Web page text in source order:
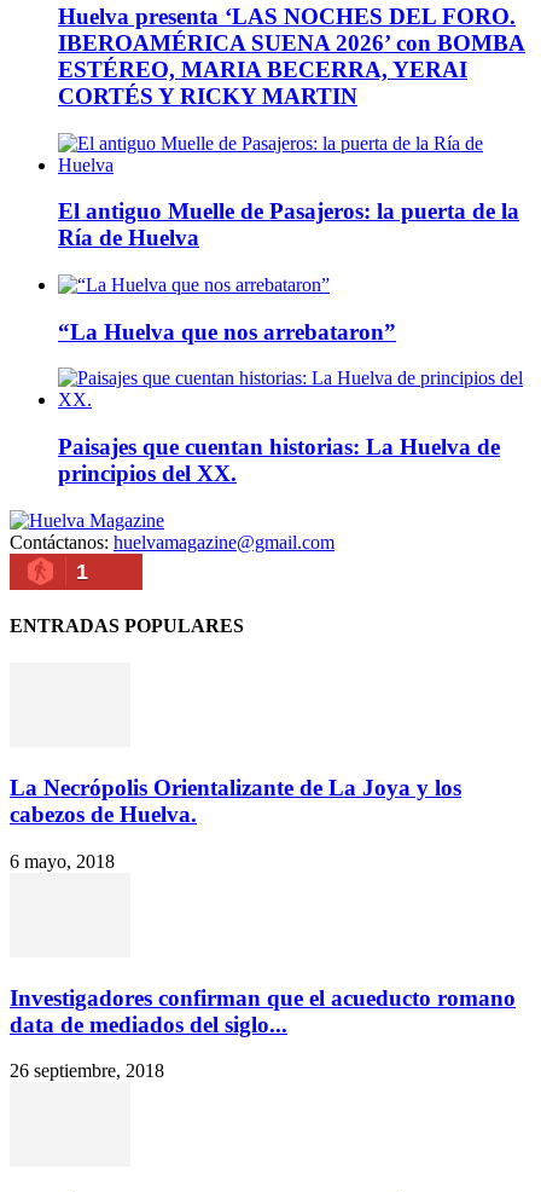
Huelva presenta ‘LAS NOCHES DEL FORO.
IBEROAMÉRICA SUENA 2026’ con BOMBA
ESTÉREO, MARIA BECERRA, YERAI
CORTÉS Y RICKY MARTIN
El antiguo Muelle de Pasajeros: la puerta de la
Ría de Huelva
“La Huelva que nos arrebataron”
Paisajes que cuentan historias: La Huelva de
principios del XX.
Contáctanos: huelvamagazine@gmail.com
1
ENTRADAS POPULARES
La Necrópolis Orientalizante de La Joya y los
cabezos de Huelva.
6 mayo, 2018
Investigadores confirman que el acueducto romano
data de mediados del siglo...
26 septiembre, 2018